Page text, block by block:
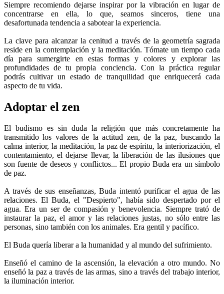
Siempre recomiendo dejarse inspirar por la vibración en lugar de
concentrarse en ella, lo que, seamos sinceros, tiene una
desafortunada tendencia a sabotear la experiencia.
La clave para alcanzar la cenitud a través de la geometría sagrada
reside en la contemplación y la meditación. Tómate un tiempo cada
día para sumergirte en estas formas y colores y explorar las
profundidades de tu propia conciencia. Con la práctica regular
podrás cultivar un estado de tranquilidad que enriquecerá cada
aspecto de tu vida.
Adoptar el zen
El budismo es sin duda la religión que más concretamente ha
transmitido los valores de la actitud zen, de la paz, buscando la
calma interior, la meditación, la paz de espíritu, la interiorización, el
contentamiento, el dejarse llevar, la liberación de las ilusiones que
son fuente de deseos y conflictos... El propio Buda era un símbolo
de paz.
A través de sus enseñanzas, Buda intentó purificar el agua de las
relaciones. El Buda, el "Despierto", había sido despertado por el
agua. Era un ser de compasión y benevolencia. Siempre trató de
instaurar la paz, el amor y las relaciones justas, no sólo entre las
personas, sino también con los animales. Era gentil y pacífico.
El Buda quería liberar a la humanidad y al mundo del sufrimiento.
Enseñó el camino de la ascensión, la elevación a otro mundo. No
enseñó la paz a través de las armas, sino a través del trabajo interior,
la iluminación interior.